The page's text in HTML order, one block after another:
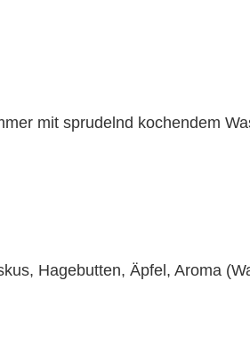
mit sprudelnd kochendem
Hagebutten, Äpfel, Aroma